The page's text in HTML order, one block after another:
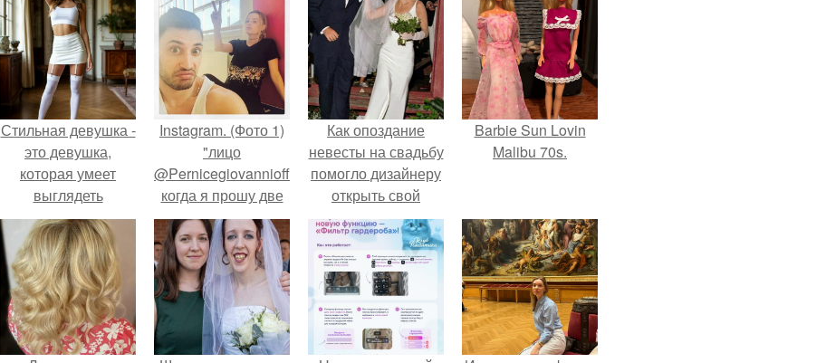
Стильная девушка -
это девушка,
которая умеет
выглядеть
привлекательно и
элегантно в любои
ситуации.
Instagram. (Фото 1)
"лицо
@Pernicegiovanniofficial,
когда я прошу две
минуты перерыва.
Как опоздание
невесты на свадьбу
помогло дизайнеру
открыть свой
бренд.
Barbie Sun Lovin
Malibu 70s.